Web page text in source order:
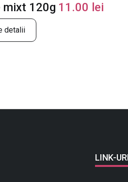
mixt 120g 11.00 lei
detalii
LINK-